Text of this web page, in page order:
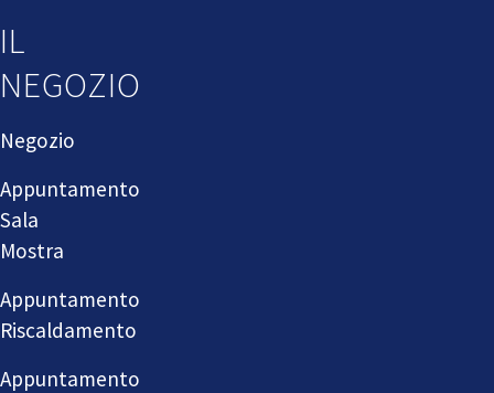
IL
NEGOZIO
Negozio
Appuntamento
Sala
Mostra
Appuntamento
Riscaldamento
Appuntamento